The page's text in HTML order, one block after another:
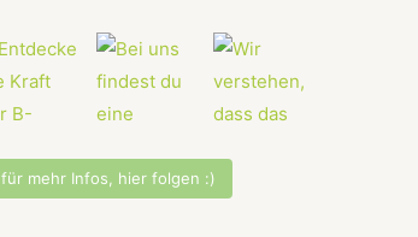
für mehr Infos, hier folgen :)